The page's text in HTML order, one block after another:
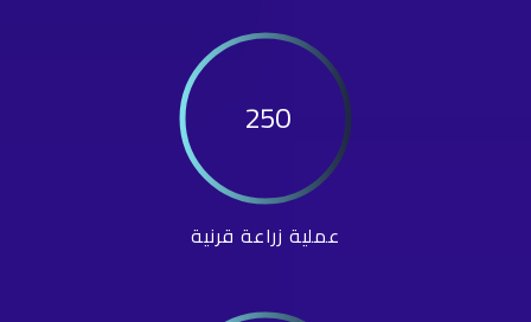
250
عملية زراعة قرنية